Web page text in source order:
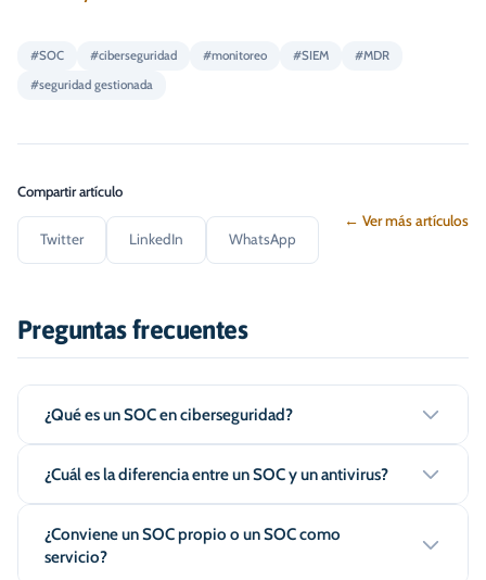
#SOC #ciberseguridad #monitoreo #SIEM #MDR
#seguridad gestionada
Compartir artículo
Twitter LinkedIn WhatsApp
← Ver más artículos
Preguntas frecuentes
¿Qué es un SOC en ciberseguridad?
¿Cuál es la diferencia entre un SOC y un antivirus?
¿Conviene un SOC propio o un SOC como
servicio?